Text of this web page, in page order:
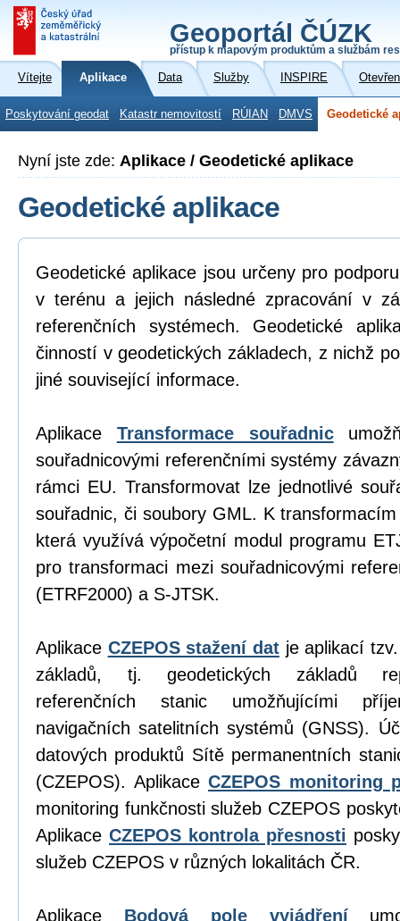
Geoportál ČÚZK
přístup k mapovým produktům a službám
Vítejte Aplikace Data Služby INSPIRE
Poskytování geodat Katastr nemovitostí RÚIAN DMVS Geodetické
Nyní jste zde: Aplikace / Geodetické aplikace
Geodetické aplikace
Geodetické aplikace jsou určeny pro
v terénu a jejich následné zpracování v
referenčních systémech. Geodetické
činností v geodetických základech, z nichž
jiné související informace.
Aplikace Transformace souřadnic
souřadnicovými referenčními systémy
rámci EU. Transformovat lze jednotlivé
souřadnic, či soubory GML. K
která využívá výpočetní modul programu
pro transformaci mezi souřadnicovými
(ETRF2000) a S-JTSK.
Aplikace CZEPOS stažení datje aplikací
základů, tj. geodetických základů
referenčních stanic umožňujícími
navigačních satelitních systémů (GNSS).
datových produktů Sítě permanentních
(CZEPOS). Aplikace CZEPOS monitoring
monitoring funkčnosti služeb CZEPOS
Aplikace CZEPOS kontrola přesnosti
služeb CZEPOS v různých lokalitách ČR.
Aplikace Bodová pole vyjádření